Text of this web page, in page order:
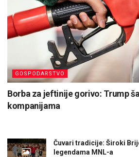
GOSPODARSTVO
Borba za jeftinije gorivo: Trump
kompanijama
Čuvari tradicije: Široki
legendama MNL-a